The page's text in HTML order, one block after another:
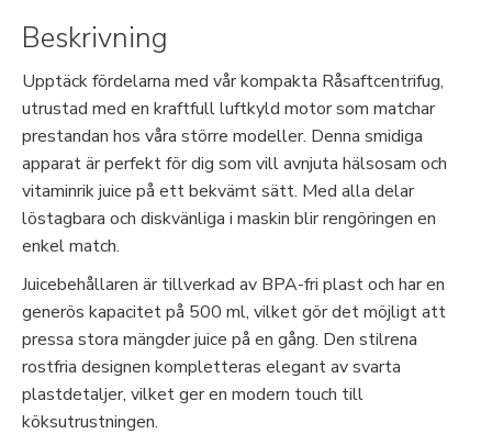
Beskrivning
Upptäck fördelarna med vår kompakta Råsaftcentrifug,
utrustad med en kraftfull luftkyld motor som matchar
prestandan hos våra större modeller. Denna smidiga
apparat är perfekt för dig som vill avnjuta hälsosam och
vitaminrik juice på ett bekvämt sätt. Med alla delar
löstagbara och diskvänliga i maskin blir rengöringen en
enkel match.
Juicebehållaren är tillverkad av BPA-fri plast och har en
generös kapacitet på 500 ml, vilket gör det möjligt att
pressa stora mängder juice på en gång. Den stilrena
rostfria designen kompletteras elegant av svarta
plastdetaljer, vilket ger en modern touch till
köksutrustningen.